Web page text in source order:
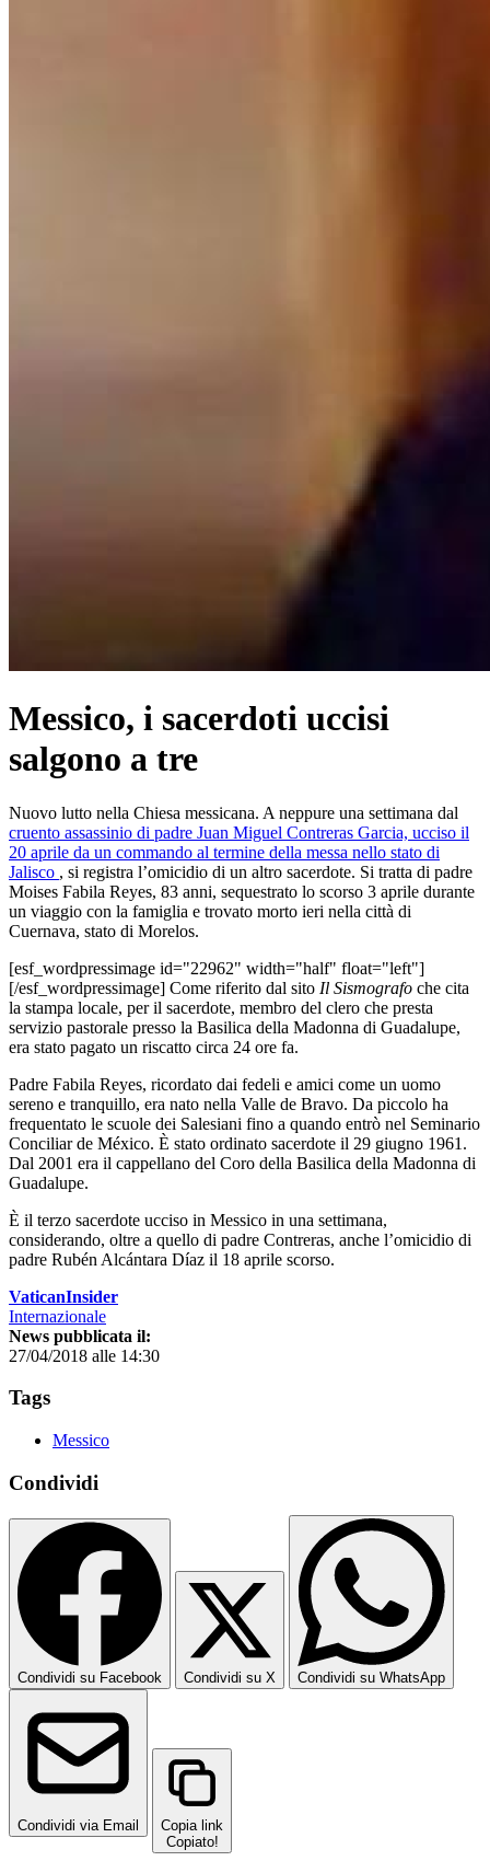
Messico, i sacerdoti uccisi
salgono a tre
Nuovo lutto nella Chiesa messicana. A neppure una settimana dal
cruento assassinio di padre Juan Miguel Contreras Garcia, ucciso il
20 aprile da un commando al termine della messa nello stato di
Jalisco , si registra l’omicidio di un altro sacerdote. Si tratta di padre
Moises Fabila Reyes, 83 anni, sequestrato lo scorso 3 aprile durante
un viaggio con la famiglia e trovato morto ieri nella città di
Cuernava, stato di Morelos.
[esf_wordpressimage id="22962" width="half" float="left"]
[/esf_wordpressimage] Come riferito dal sito Il Sismografo che cita
la stampa locale, per il sacerdote, membro del clero che presta
servizio pastorale presso la Basilica della Madonna di Guadalupe,
era stato pagato un riscatto circa 24 ore fa.
Padre Fabila Reyes, ricordato dai fedeli e amici come un uomo
sereno e tranquillo, era nato nella Valle de Bravo. Da piccolo ha
frequentato le scuole dei Salesiani fino a quando entrò nel Seminario
Conciliar de México. È stato ordinato sacerdote il 29 giugno 1961.
Dal 2001 era il cappellano del Coro della Basilica della Madonna di
Guadalupe.
È il terzo sacerdote ucciso in Messico in una settimana,
considerando, oltre a quello di padre Contreras, anche l’omicidio di
padre Rubén Alcántara Díaz il 18 aprile scorso.
VaticanInsider
Internazionale
News pubblicata il:
27/04/2018 alle 14:30
Tags
Messico
Condividi
Condividi su Facebook Condividi su X Condividi su WhatsApp
Condividi via Email
Copia link
Copiato!